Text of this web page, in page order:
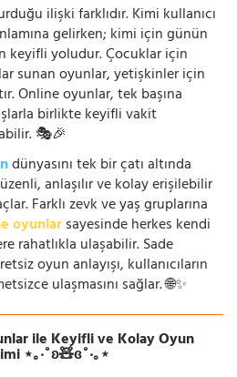
ilişki farklıdır. Kimi kullanıcı
gelirken; kimi için günün
keyifli yoludur. Çocuklar için
sunan oyunlar, yetişkinler için
Online oyunlar, tek başına
birlikte keyifli vakit
🎭🎉
dünyasını tek bir çatı altında
anlaşılır ve kolay erişilebilir
Farklı zevk ve yaş gruplarına
oyunlarsayesinde herkes kendi
rahatlıkla ulaşabilir. Sade
oyun anlayışı, kullanıcıların
ulaşmasını sağlar. 🌐✨
ile Keyifli ve Kolay Oyun
⋆｡‧˚ʚ🧸ɞ˚‧｡⋆